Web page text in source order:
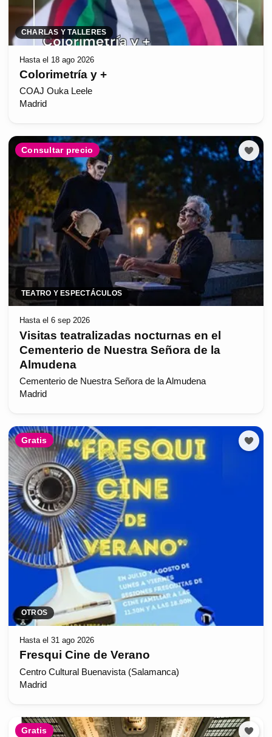
CHARLAS Y TALLERES
Hasta el 18 ago 2026
Colorimetría y +
COAJ Ouka Leele
Madrid
Consultar precio
TEATRO Y ESPECTÁCULOS
Hasta el 6 sep 2026
Visitas teatralizadas nocturnas en el
Cementerio de Nuestra Señora de la
Almudena
Cementerio de Nuestra Señora de la Almudena
Madrid
Gratis
OTROS
Hasta el 31 ago 2026
Fresqui Cine de Verano
Centro Cultural Buenavista (Salamanca)
Madrid
Gratis